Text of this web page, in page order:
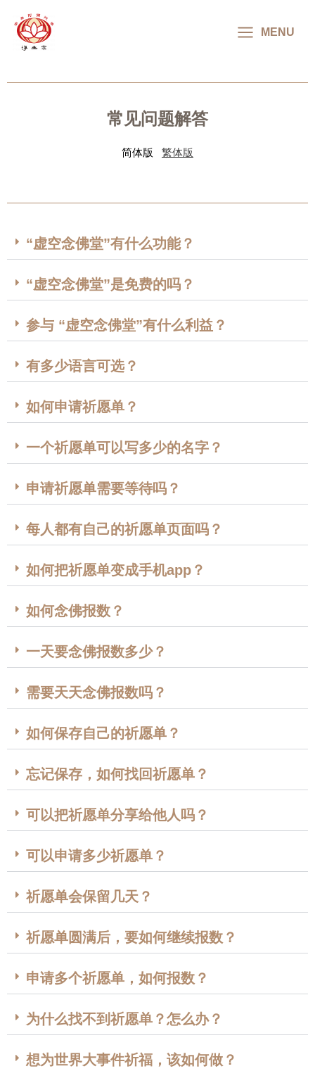
MENU
MENU
常见问题解答
简体版 繁体版
“虚空念佛堂”有什么功能？
“虚空念佛堂”是免费的吗？
参与 “虚空念佛堂”有什么利益？
有多少语言可选？
如何申请祈愿单？
一个祈愿单可以写多少的名字？
申请祈愿单需要等待吗？
每人都有自己的祈愿单页面吗？
如何把祈愿单变成手机app？
如何念佛报数？
一天要念佛报数多少？
需要天天念佛报数吗？
如何保存自己的祈愿单？
忘记保存，如何找回祈愿单？
可以把祈愿单分享给他人吗？
可以申请多少祈愿单？
祈愿单会保留几天？
祈愿单圆满后，要如何继续报数？
申请多个祈愿单，如何报数？
为什么找不到祈愿单？怎么办？
想为世界大事件祈福，该如何做？